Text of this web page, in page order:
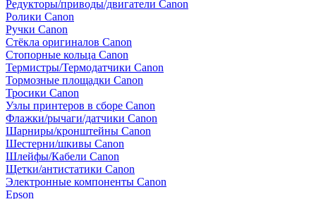
Редукторы/приводы/двигатели Canon
Ролики Canon
Ручки Canon
Стёкла оригиналов Canon
Стопорные кольца Canon
Термистры/Термодатчики Canon
Тормозные площадки Canon
Тросики Canon
Узлы принтеров в сборе Canon
Флажки/рычаги/датчики Canon
Шарниры/кронштейны Canon
Шестерни/шкивы Canon
Шлейфы/Кабели Canon
Щетки/антистатики Canon
Электронные компоненты Canon
Epson